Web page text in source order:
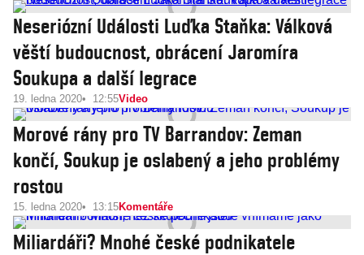
Neseriózní Události Luďka Staňka: Válková
věští budoucnost, obrácení Jaromíra
Soukupa a další legrace
19. ledna 2020 12:55Video
Morové rány pro TV Barrandov: Zeman
končí, Soukup je oslabený a jeho problémy
rostou
15. ledna 2020 13:15Komentáře
Miliardáři? Mnohé české podnikatele